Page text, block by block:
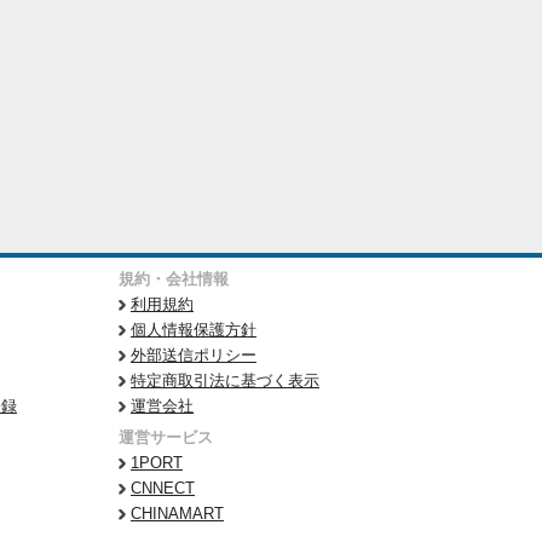
規約・会社情報
利用規約
個人情報保護方針
外部送信ポリシー
特定商取引法に基づく表示
運営会社
運営サービス
1PORT
CNNECT
CHINAMART